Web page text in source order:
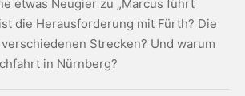
etwas Neugier zu „Marcus führt
die Herausforderung mit Fürth? Die
Strecken? Und warum
in Nürnberg?